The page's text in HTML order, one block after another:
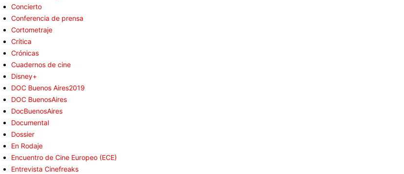
Concierto
Conferencia de prensa
Cortometraje
Crítica
Crónicas
Cuadernos de cine
Disney+
DOC Buenos Aires2019
DOC BuenosAires
DocBuenosAires
Documental
Dossier
En Rodaje
Encuentro de Cine Europeo (ECE)
Entrevista Cinefreaks